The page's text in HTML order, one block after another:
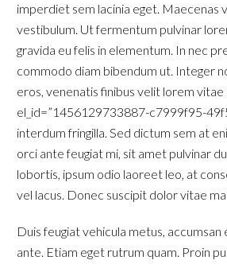
imperdiet sem lacinia eget. Maecenas
vestibulum. Ut fermentum pulvinar
gravida eu felis in elementum. In nec
commodo diam bibendum ut. Integer
eros, venenatis finibus velit lorem
el_id=”1456129733887-c7999f95-
interdum fringilla. Sed dictum sem at
orci ante feugiat mi, sit amet pulvinar
lobortis, ipsum odio laoreet leo, at
vel lacus. Donec suscipit dolor vitae
Duis feugiat vehicula metus,
ante. Etiam eget rutrum quam. Proin